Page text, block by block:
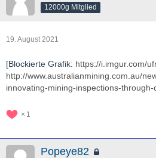
12000g Mitglied
19. August 2021
[Blockierte Grafik: https://i.imgur.com/
http://www.australianmining.com.au/
innovating-mining-inspections-
1
Popeye82